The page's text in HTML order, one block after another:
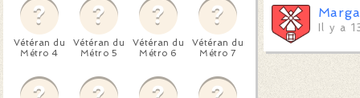
Vétéran du
Métro 4
Vétéran du
Métro 5
Vétéran du
Métro 6
Vétéran du
Métro 7
Il y a